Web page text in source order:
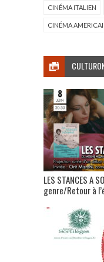
CINÉMA ITALIEN
CINÉMA
LES STANCES A
genre/Retour à